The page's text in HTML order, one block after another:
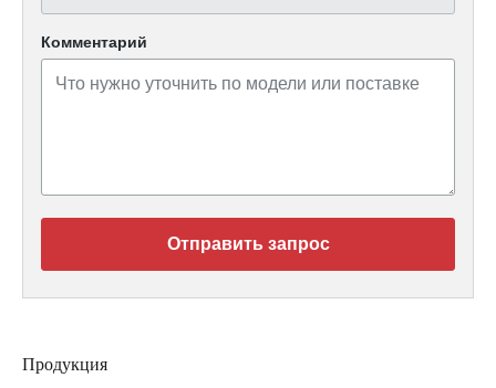
Комментарий
Отправить запрос
Продукция